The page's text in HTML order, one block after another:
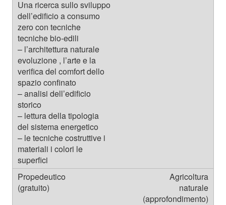
Agricoltura
naturale
(approfondimento)